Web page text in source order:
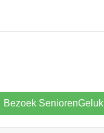
Bezoek SeniorenGeluk